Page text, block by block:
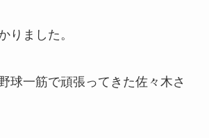
りました。
球一筋で頑張ってきた佐々木さ